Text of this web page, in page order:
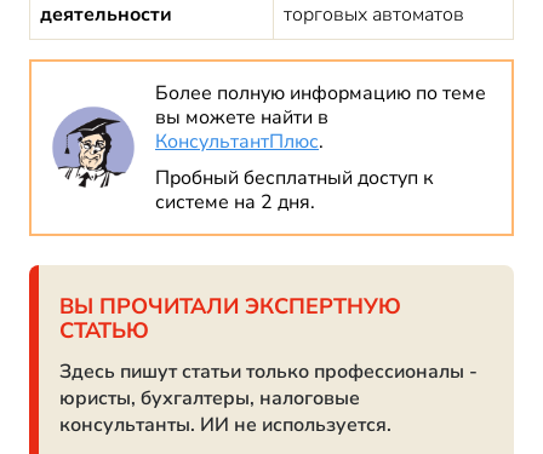
деятельности
торговых автоматов
Более полную информацию по теме
вы можете найти в
КонсультантПлюс.
Пробный бесплатный доступ к
системе на 2 дня.
ВЫ ПРОЧИТАЛИ ЭКСПЕРТНУЮ
СТАТЬЮ
Здесь пишут статьи только профессионалы -
юристы, бухгалтеры, налоговые
консультанты. ИИ не используется.